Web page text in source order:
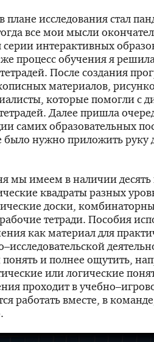
исследования стал
все мои мысли
серии интер­активных
процесс обучения я решила
После создания
материалов,
которые помогли с
Далее пришла
самих образовательных
нужно приложить руку
мы имеем в наличии
квадраты разных
доски,
тетради. Пособия
как материал для
и полнее ощутить,
или логические
проходит в
работать вместе, в